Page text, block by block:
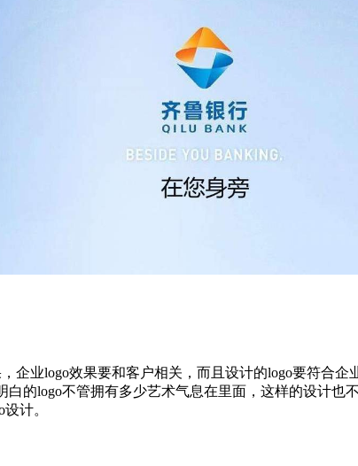
企业logo效果要和客户相关，而且设计的logo要符合
的logo不管拥有多少艺术气息在里面，这样的设计
计。